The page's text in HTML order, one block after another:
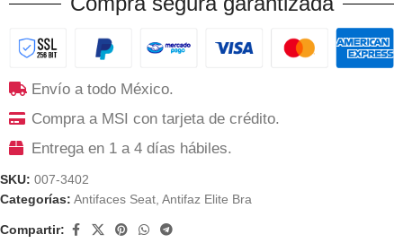
Envío a todo México.
Compra a MSI con tarjeta de crédito.
Entrega en 1 a 4 días hábiles.
SKU: 007-3402
Categorías: Antifaces Seat Antifaz Elite Bra
Compartir: